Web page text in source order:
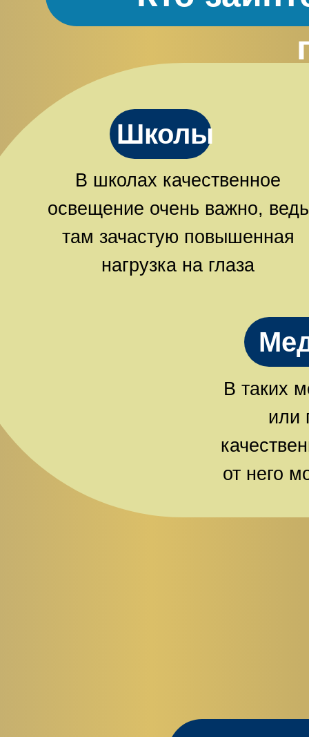
Школы
В школах качественное
освещение очень важно, ведь
там зачастую повышенная
нагрузка на глаза
В таких
или
от него